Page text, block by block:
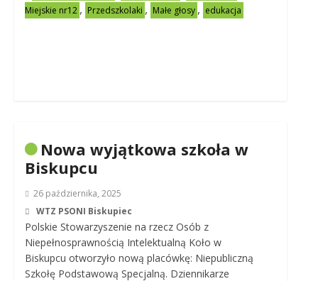
Miejskie nr12 , Przedszkolaki , Małe głosy , edukacja
Nowa wyjątkowa szkoła w
Biskupcu
26 października, 2025
WTZ PSONI Biskupiec
Polskie Stowarzyszenie na rzecz Osób z
Niepełnosprawnością Intelektualną Koło w
Biskupcu otworzyło nową placówkę: Niepubliczną
Szkołę Podstawową Specjalną. Dziennikarze